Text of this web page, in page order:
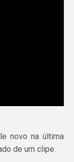
novo na última
de um clipe.